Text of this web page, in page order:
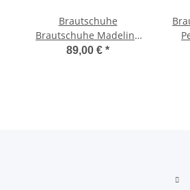
Brautschuhe
Brautschuhe Madeline
Ivory Satin SALE
89,00 € *